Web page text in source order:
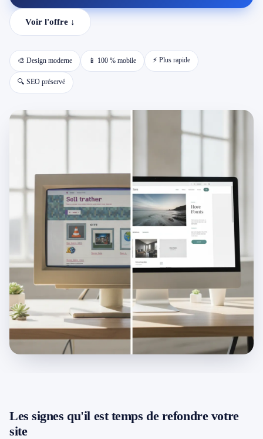
📱 Réparation téléphone par marque
Région d'Yverdon 6
Hors zone 2
→ Toutes les zones d'intervention (21 villes)
079 716 53 82
Voir l'offre ↓
🎨 Design moderne 📱 100 % mobile ⚡ Plus rapide
🔍 SEO préservé
Les signes qu'il est temps de refondre votre
site